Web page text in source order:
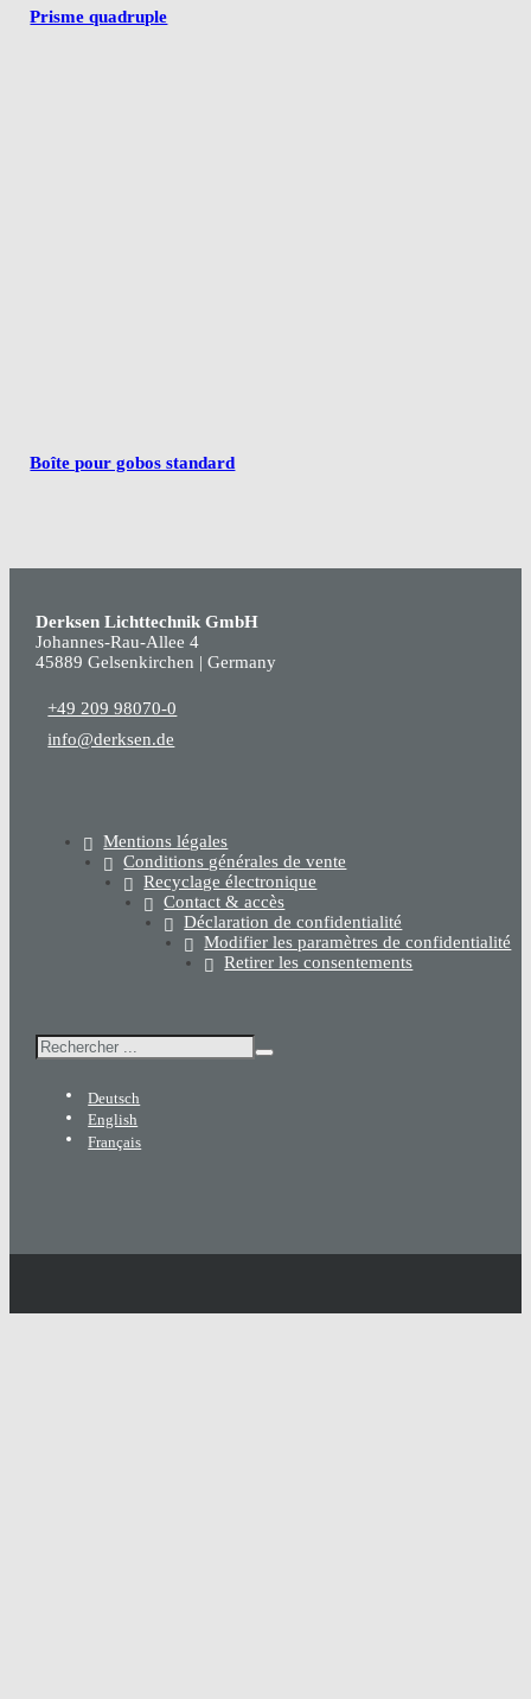
Prisme quadruple
Boîte pour gobos standard
Derksen Lichttechnik GmbH
Johannes-Rau-Allee 4
45889 Gelsenkirchen | Germany
+49 209 98070-0
info@derksen.de
Mentions légales
Conditions générales de vente
Recyclage électronique
Contact & accès
Déclaration de confidentialité
Modifier les paramètres de confidentialité
Retirer les consentements
Rechercher
Deutsch
English
Français